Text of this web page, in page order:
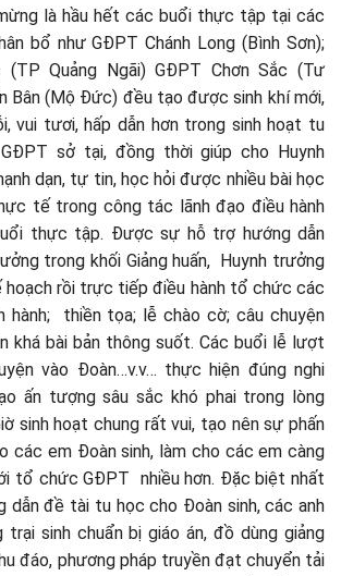
là hầu hết các buổi thực tập tại các
bổ như GĐPT Chánh Long (Bình Sơn);
(TP Quảng Ngãi) GĐPT Chơn Sắc (Tư
Bân (Mộ Đức) đều tạo được sinh khí mới,
vui tươi, hấp dẫn hơn trong sinh hoạt tu
sở tại, đồng thời giúp cho Huynh
dạn, tự tin, học hỏi được nhiều bài học
tế trong công tác lãnh đạo điều hành
thực tập. Được sự hỗ trợ hướng dẫn
trong khối Giảng huấn, Huynh trưởng
hoạch rồi trực tiếp điều hành tổ chức các
hành; thiền tọa; lễ chào cờ; câu chuyện
khá bài bản thông suốt. Các buổi lễ lượt
vào Đoàn…v.v… thực hiện đúng nghi
ấn tượng sâu sắc khó phai trong lòng
sinh hoạt chung rất vui, tạo nên sự phấn
các em Đoàn sinh, làm cho các em càng
tổ chức GĐPT nhiều hơn. Đặc biệt nhất
dẫn đề tài tu học cho Đoàn sinh, các anh
trại sinh chuẩn bị giáo án, đồ dùng giảng
đáo, phương pháp truyền đạt chuyển tải